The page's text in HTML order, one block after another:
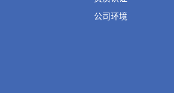
公司环境